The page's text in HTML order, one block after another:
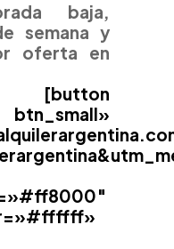
baja,
semana y
oferta en